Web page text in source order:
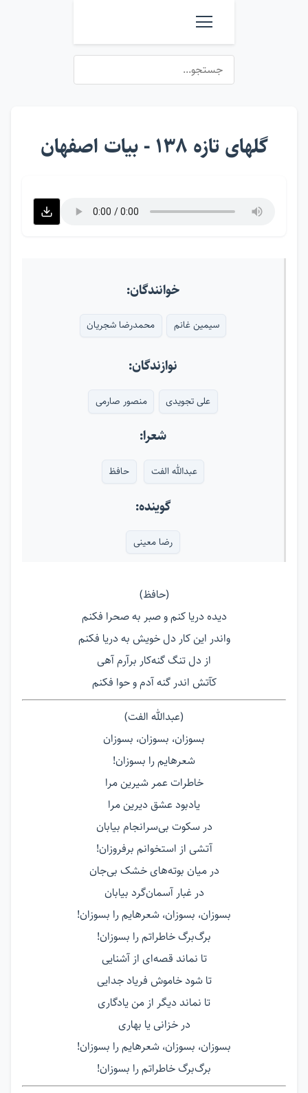
گلهای تازه ۱۳۸ - بیات اصفهان
خوانندگان:
سیمین غانم محمدرضا شجریان
نوازندگان:
علی تجویدی منصور صارمی
شعرا:
عبدالله الفت حافظ
گوینده:
رضا معینی
(حافظ)
دیده دریا کنم و صبر به صحرا فکنم
واندر این کار دل خویش به دریا فکنم
از دل تنگ گنه‌کار برآرم آهی
کآتش اندر گنه آدم و حوا فکنم
(عبدالله الفت)
بسوزان، بسوزان، بسوزان
شعرهایم را بسوزان!
خاطرات عمر شیرین مرا
یادبود عشق دیرین مرا
در سکوت بی‌سرانجام بیابان
آتشی از استخوانم بر‌فروزان!
در میان بوته‌های خشک بی‌جان
در غبار آسمان‌گرد بیابان
بسوزان، بسوزان، شعرهایم را بسوزان!
برگ‌برگ خاطراتم را بسوزان!
تا نماند قصه‌ای از آشنایی
تا شود خاموش فریاد جدایی
تا نماند دیگر از من یادگاری
در خزانی یا بهاری
بسوزان، بسوزان، شعرهایم را بسوزان!
برگ‌برگ خاطراتم را بسوزان!